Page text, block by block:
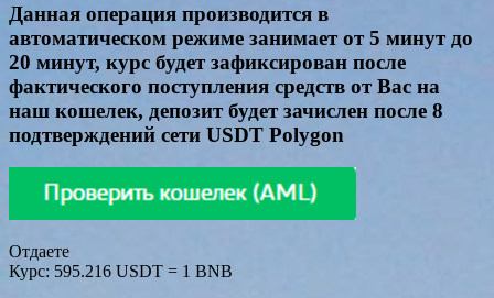
Данная операция производится в
автоматическом режиме занимает от 5 минут до
20 минут, курс будет зафиксирован после
фактического поступления средств от Вас на
наш кошелек, депозит будет зачислен после 8
подтверждений сети USDT Polygon
Отдаете
Курс: 595.216 USDT = 1 BNB